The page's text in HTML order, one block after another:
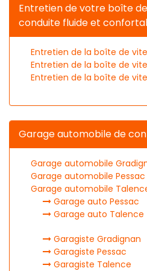
Entretien de votre boîte
conduite fluide et
Entretien de la boîte de
Entretien de la boîte de
Entretien de la boîte de
Garage automobile de
Garage automobile
Garage automobile Pessac
Garage automobile
Garage auto Pessac
Garage auto Talence
Garagiste Gradignan
Garagiste Pessac
Garagiste Talence